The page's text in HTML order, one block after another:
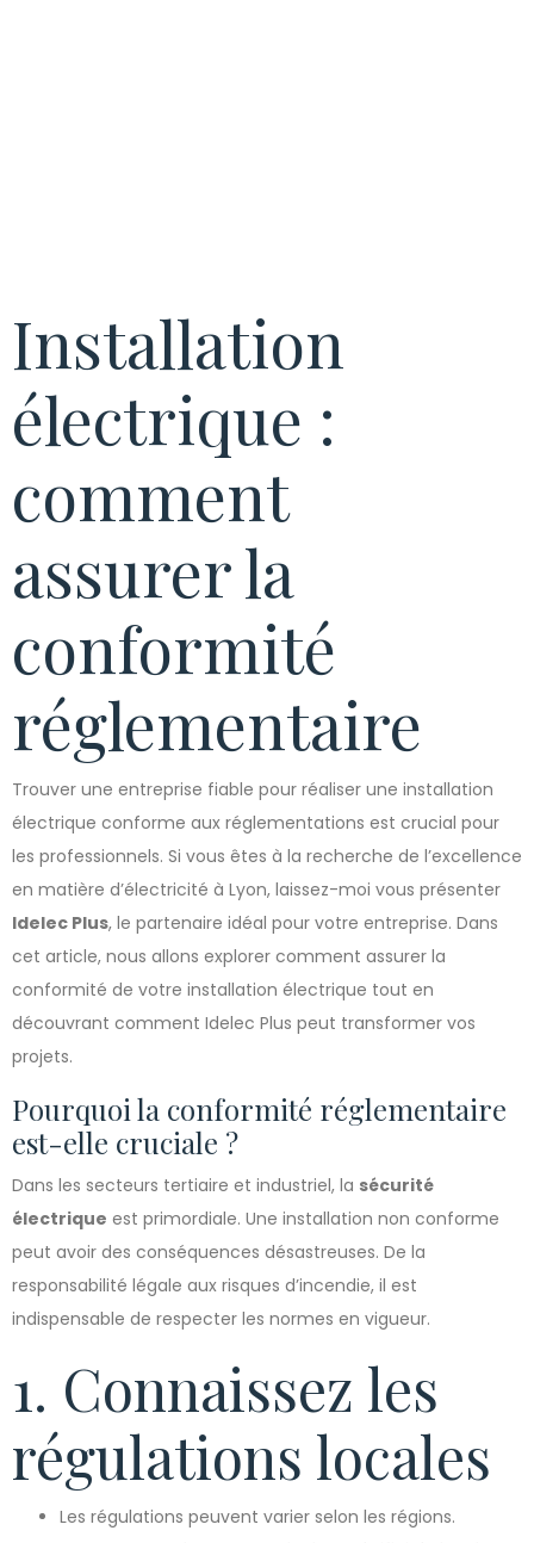
Installation
électrique :
comment
assurer la
conformité
réglementaire
Trouver une entreprise fiable pour réaliser une installation
électrique conforme aux réglementations est crucial pour
les professionnels. Si vous êtes à la recherche de l’excellence
en matière d’électricité à Lyon, laissez-moi vous présenter
Idelec Plus, le partenaire idéal pour votre entreprise. Dans
cet article, nous allons explorer comment assurer la
conformité de votre installation électrique tout en
découvrant comment Idelec Plus peut transformer vos
projets.
Pourquoi la conformité réglementaire
est-elle cruciale ?
Dans les secteurs tertiaire et industriel, la sécurité
électrique est primordiale. Une installation non conforme
peut avoir des conséquences désastreuses. De la
responsabilité légale aux risques d’incendie, il est
indispensable de respecter les normes en vigueur.
1. Connaissez les
régulations locales
Les régulations peuvent varier selon les régions.